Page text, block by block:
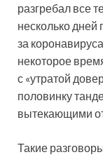
разгребал все
несколько
за
некоторое
с «утратой
половинку
вытекающими
Такие